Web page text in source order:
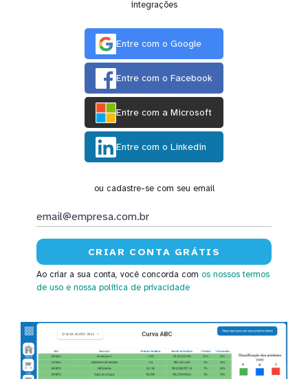
integrações
Entre com o Google
Entre com o Facebook
Entre com a Microsoft
Entre com o Linkedin
ou cadastre-se com seu email
Ao criar a sua conta, você concorda com os nossos termos
de uso e nossa política de privacidade